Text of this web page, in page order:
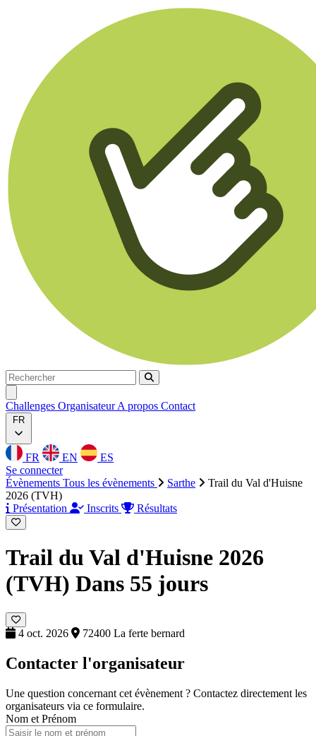
Rechercher
Rechercher
Challenges OrganisateurA propos Contact
FR
FR EN
ES
Se connecter
Évènements Tous les évènements Sarthe
Trail du Val d'Huisne
2026 (TVH)
Présentation
Inscrits Résultats
Trail du Val d'Huisne 2026
(TVH) Dans 55 jours
4 oct. 2026 72400 La ferte bernard
Contacter l'organisateur
Une question concernant cet évènement ? Contactez directement les
organisateurs via ce formulaire.
Nom et Prénom